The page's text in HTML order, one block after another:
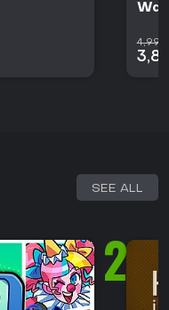
4,99
SEE ALL
2